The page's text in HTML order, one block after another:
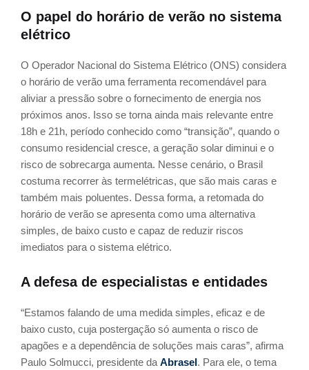
O papel do horário de verão no sistema
elétrico
O Operador Nacional do Sistema Elétrico (ONS) considera
o horário de verão uma ferramenta recomendável para
aliviar a pressão sobre o fornecimento de energia nos
próximos anos. Isso se torna ainda mais relevante entre
18h e 21h, período conhecido como “transição”, quando o
consumo residencial cresce, a geração solar diminui e o
risco de sobrecarga aumenta. Nesse cenário, o Brasil
costuma recorrer às termelétricas, que são mais caras e
também mais poluentes. Dessa forma, a retomada do
horário de verão se apresenta como uma alternativa
simples, de baixo custo e capaz de reduzir riscos
imediatos para o sistema elétrico.
A defesa de especialistas e entidades
“Estamos falando de uma medida simples, eficaz e de
baixo custo, cuja postergação só aumenta o risco de
apagões e a dependência de soluções mais caras”, afirma
Paulo Solmucci, presidente da Abrasel. Para ele, o tema